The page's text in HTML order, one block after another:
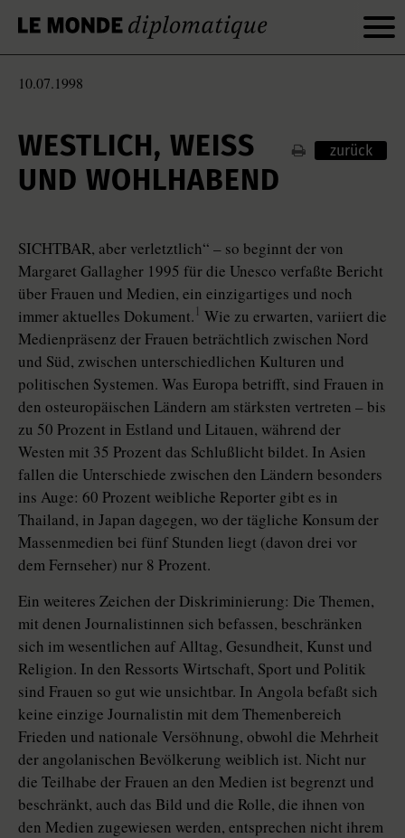
10.07.1998
WESTLICH, WEISS U
ND WOHLHABEND
zurück
SICHTBAR, aber verletztlich“ – so beginnt der von
Margaret Gallagher 1995 für die Unesco verfaßte Bericht
über Frauen und Medien, ein einzigartiges und noch
immer aktuelles Dokument. 1 Wie zu erwarten, variiert die
Medienpräsenz der Frauen beträchtlich zwischen Nord
und Süd, zwischen unterschiedlichen Kulturen und
politischen Systemen. Was Europa betrifft, sind Frauen in
den osteuropäischen Ländern am stärksten vertreten – bis
zu 50 Prozent in Estland und Litauen, während der
Westen mit 35 Prozent das Schlußlicht bildet. In Asien
fallen die Unterschiede zwischen den Ländern besonders
ins Auge: 60 Prozent weibliche Reporter gibt es in
Thailand, in Japan dagegen, wo der tägliche Konsum der
Massenmedien bei fünf Stunden liegt (davon drei vor
dem Fernseher) nur 8 Prozent.
Ein weiteres Zeichen der Diskriminierung: Die Themen,
mit denen Journalistinnen sich befassen, beschränken
sich im wesentlichen auf Alltag, Gesundheit, Kunst und
Religion. In den Ressorts Wirtschaft, Sport und Politik
sind Frauen so gut wie unsichtbar. In Angola befaßt sich
keine einzige Journalistin mit dem Themenbereich
Frieden und nationale Versöhnung, obwohl die Mehrheit
der angolanischen Bevölkerung weiblich ist. Nicht nur
die Teilhabe der Frauen an den Medien ist begrenzt und
beschränkt, auch das Bild und die Rolle, die ihnen von
den Medien zugewiesen werden, entsprechen nicht ihrem